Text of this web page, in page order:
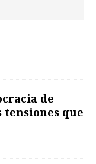
de
tensiones que